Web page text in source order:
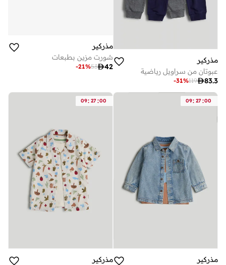
مذركير
عبوتان من سراويل رياضية
83.3
119
-31%
مذركير
شورت مزين بطبعات
42
53
-21%
09: 27 :00
مذركير
09: 27 :00
مذركير